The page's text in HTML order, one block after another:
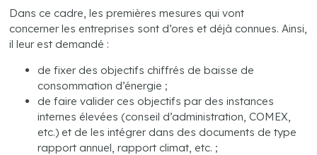
Dans ce cadre, les premières mesures qui vont
concerner les entreprises sont d’ores et déjà connues. Ainsi,
il leur est demandé :
de fixer des objectifs chiffrés de baisse de
consommation d’énergie ;
de faire valider ces objectifs par des instances
internes élevées (conseil d’administration, COMEX,
etc.) et de les intégrer dans des documents de type
rapport annuel, rapport climat, etc. ;